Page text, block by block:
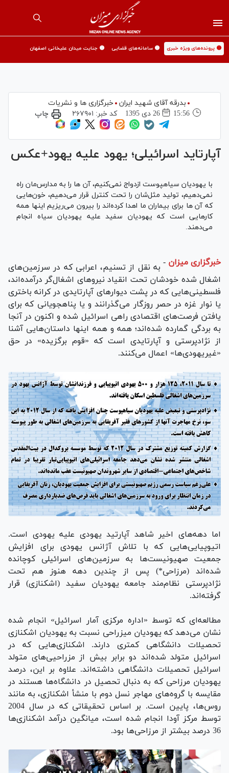
🟡 پرونده‌های ویژه خبری 🟡 سامانه‌های قضایی 🟡 جنایت میدان علیخانی اصفهان
بدرقه آقای شهید ایران
خبرگزاری ها و نشریات
15:56
26 دی 1395 کد خبر: ۲۶۷۹۰۱ چاپ
آپارتاید اسرائیلی؛ یهود علیه یهود+عکس
با یهودیان سیاهپوست ازدواج نمی‌کنیم، آن ها را به مدارس‌مان راه
نمی‌دهیم، تولید مثل‌شان را تحت کنترل قرار می‌دهیم، خون‌هایی
که آن ها برای بیماران ما اهدا کرده‌اند را بیرون می‌ریزیم اینها همه
کارهایی است که یهودیان سفید علیه یهودیان سیاه انجام
می‌دهند.
خبرگزاری میزان - به نقل از تسنیم، اعرابی که در سرزمین‌های
اشغال شده خودشان تحت انقیاد نیروهای اشغال‌گر درآمده‌اند،
فلسطینی‌هایی که در پشت دیوارهای آپارتایدی در کرانه باختری
یا نوار غزه در حصر روزگار می‌گذرانند و یا پناهجویانی که برای
یافتن فرصت‌های اقتصادی راهی اسرائیل شده و اکنون در آنجا
به بردگی گمارده شده‌اند؛ همه و همه اینها داستان‌هایی آشنا
از نژادپرستی و آپارتایدی است که «قوم برگزیده» در حق
«غیریهودی‌ها» اعمال می‌کنند.
اما دهه‌های اخیر شاهد آپارتید یهودی علیه یهودی است.
اتیوپیایی‌هایی که با تلاش آژانس یهودی برای افزایش
جمعیت صهیونیست‌ها به سرزمین‌های اسرائیلی کوچانده
شده‌اند (مرزاحی*) پس از چندین دهه هنوز هم تحت
نژادپرستی نظام‌مند جامعه یهودیان سفید (اشکنازی) قرار
گرفته‌اند.
مطالعه‌ای که توسط «اداره مرکزی آمار اسرائیل» انجام شده
نشان می‌دهد که یهودیان میزراحی نسبت به یهودیان اشکنازی
تحصیلات دانشگاهی کمتری دارند. اشکنازی‌هایی که در
اسرائیل متولد شده‌اند دو برابر بیش از مزراحیی‌های متولد
اسرائیل تحصیلات دانشگاهی داشته‌اند. علاوه بر این، درصد
یهودیان مرزاحی که به دنبال تحصیل در دانشگاه‌ها هستند در
مقایسه با گروه‌های مهاجر نسل دوم با منشأ اشکنازی، به مانند
روس‌ها، پایین است. بر اساس تحقیقاتی که در سال 2004
توسط مرکز آودا انجام شده است، میانگین درآمد اشکنازی‌ها
36 درصد بیشتر از مرزاحی‌ها بود.